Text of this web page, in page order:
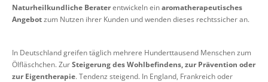
Naturheilkundliche Beraterentwickeln einaromatherapeutisches
Angebotzum Nutzen ihrer Kunden und wenden dieses rechtssicher an.
In Deutschland greifen täglich mehrere Hunderttausend Menschen zum
Ölfläschchen. ZurSteigerung des Wohlbefindens, zur Prävention oder
zur Eigentherapie. Tendenz steigend. In England, Frankreich oder